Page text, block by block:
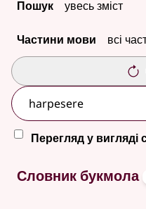
Пошук
Частини мови
Перегляд у вигляді
Немає результатів
Словник букмола